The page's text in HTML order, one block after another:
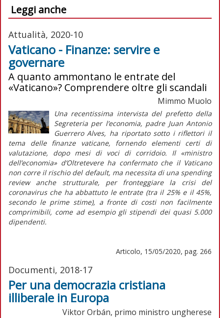
Leggi anche
Attualità, 2020-10
Vaticano - Finanze: servire e
governare
A quanto ammontano le entrate del
«Vaticano»? Comprendere oltre gli scandali
Mimmo Muolo
Una recentissima intervista del prefetto della
Segreteria per l’economia, padre Juan Antonio
Guerrero Alves, ha riportato sotto i riflettori il
tema delle finanze vaticane, fornendo elementi certi di
valutazione, dopo mesi di voci di corridoio. Il «ministro
dell’economia» d’Oltretevere ha confermato che il Vaticano
non corre il rischio del default, ma necessita di una spending
review anche strutturale, per fronteggiare la crisi del
coronavirus che ha abbattuto le entrate (tra il 25% e il 45%,
secondo le prime stime), a fronte di costi non facilmente
comprimibili, come ad esempio gli stipendi dei quasi 5.000
dipendenti.
Articolo, 15/05/2020, pag. 266
Documenti, 2018-17
Per una democrazia cristiana
illiberale in Europa
Viktor Orbán, primo ministro ungherese